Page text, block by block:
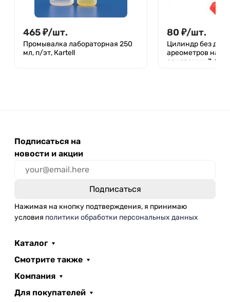
465₽/шт.
Промывалка лабораторная 250
мл, п/эт, Кartell
80 ₽/шт.
Цилиндр без
ареометров на
основании 3-25/
Подписаться на
новости и акции
Нажимая на кнопку подтверждения, я принимаю
условия политики обработки персональных данных
Каталог
Смотрите также
Компания
Для покупателей